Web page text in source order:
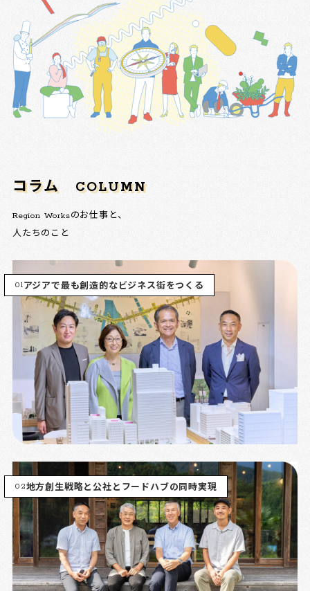
コラム COLUMN
Region Worksのお仕事と、
人たちのこと
01アジアで最も創造的なビジネス街をつくる
02地方創生戦略と公社とフードハブの同時実現